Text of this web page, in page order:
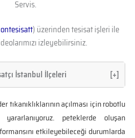
Servis.
) üzerinden tesisat işleri ile
izleyebilirsiniz.
İstanbul İlçeleri [+]
tıkanıklıklarının açılması için robotlu
peteklerde oluşan
etkileyebileceği durumlarda